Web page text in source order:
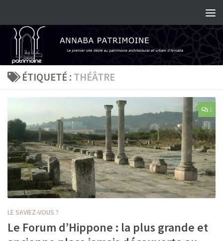
ÉTIQUETÉ : THÉÂTRE
1
LE SAVIEZ-VOUS ?
Le Forum d’Hippone : la plus grande et